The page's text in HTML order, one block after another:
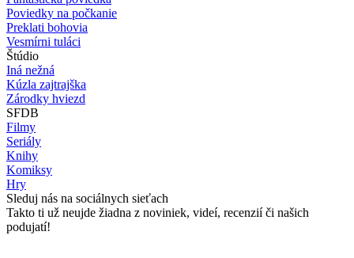
Poviedky na počkanie
Preklati bohovia
Vesmírni tuláci
Štúdio
Iná nežná
Kúzla zajtrajška
Zárodky hviezd
SFDB
Filmy
Seriály
Knihy
Komiksy
Hry
Sleduj nás na sociálnych sieťach
Takto ti už neujde žiadna z noviniek, videí, recenzií či našich
podujatí!